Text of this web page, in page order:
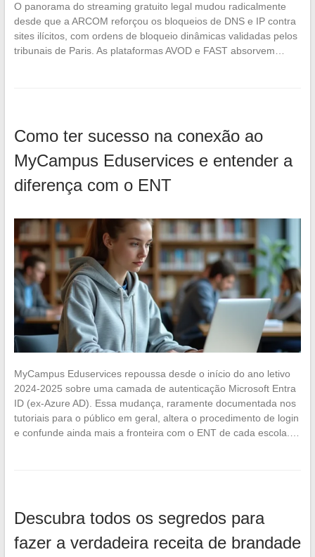
O panorama do streaming gratuito legal mudou radicalmente
desde que a ARCOM reforçou os bloqueios de DNS e IP contra
sites ilícitos, com ordens de bloqueio dinâmicas validadas pelos
tribunais de Paris. As plataformas AVOD e FAST absorvem…
Como ter sucesso na conexão ao
MyCampus Eduservices e entender a
diferença com o ENT
MyCampus Eduservices repoussa desde o início do ano letivo
2024-2025 sobre uma camada de autenticação Microsoft Entra
ID (ex-Azure AD). Essa mudança, raramente documentada nos
tutoriais para o público em geral, altera o procedimento de login
e confunde ainda mais a fronteira com o ENT de cada escola.…
Descubra todos os segredos para
fazer a verdadeira receita de brandade